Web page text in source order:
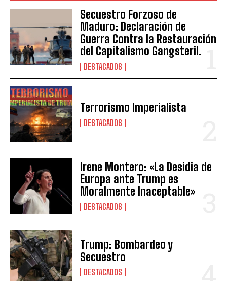
Secuestro Forzoso de
Maduro: Declaración de
Guerra Contra la Restauración
del Capitalismo Gangsteril.
DESTACADOS
Terrorismo Imperialista
DESTACADOS
Irene Montero: «La Desidia de
Europa ante Trump es
Moralmente Inaceptable»
DESTACADOS
Trump: Bombardeo y
Secuestro
DESTACADOS